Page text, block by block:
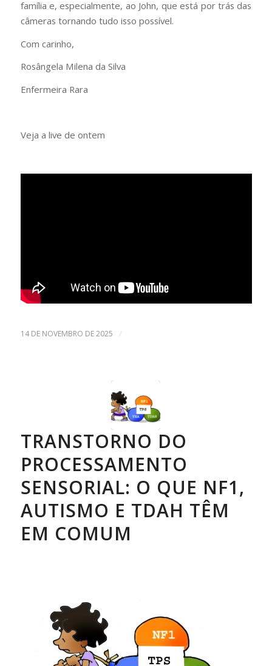
família e, especialmente, ao John, que está por trás das
câmeras tornando tudo isso possível.
Com carinho,
Rosângela Milena da Silva
Enfermeira Rara
Veja a live de ontem
14 DE NOVEMBRO DE 2025 /
TRANSTORNO DO
PROCESSAMENTO
SENSORIAL: O QUE NF1,
AUTISMO E TDAH TÊM
EM COMUM